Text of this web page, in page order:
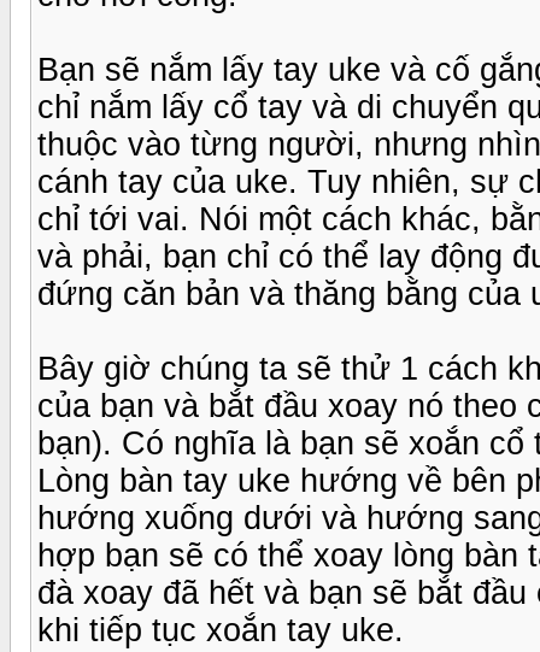
Bạn sẽ nắm lấy tay uke và cố
chỉ nắm lấy cổ tay và di chuyển
thuộc vào từng người, nhưng
cánh tay của uke. Tuy nhiên, sự
chỉ tới vai. Nói một cách khác,
và phải, bạn chỉ có thể lay động
đứng căn bản và thăng bằng
Bây giờ chúng ta sẽ thử 1 cách
của bạn và bắt đầu xoay nó theo
bạn). Có nghĩa là bạn sẽ xoắn
Lòng bàn tay uke hướng về bên
hướng xuống dưới và hướng
hợp bạn sẽ có thể xoay lòng
đà xoay đã hết và bạn sẽ bắt
khi tiếp tục xoắn tay uke.